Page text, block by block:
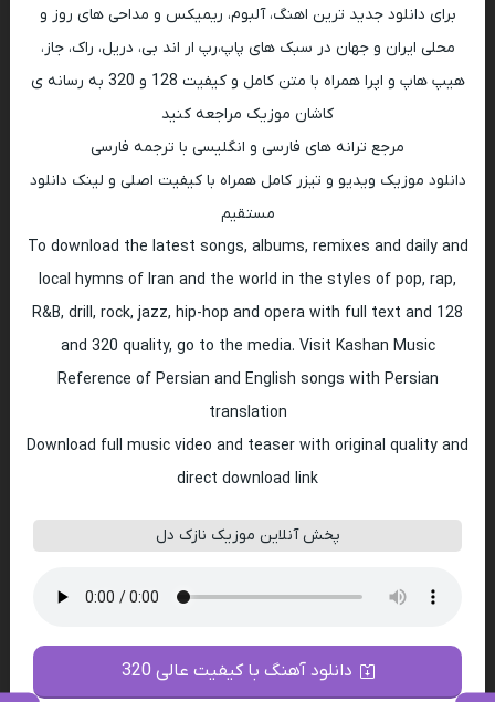
برای دانلود جدید ترین اهنگ، آلبوم، ریمیکس و مداحی های روز و
محلی ایران و جهان در سبک های پاپ،رپ ار اند بی، دریل، راک، جاز،
هیپ هاپ و اپرا همراه با متن کامل و کیفیت 128 و 320 به رسانه ی
کاشان موزیک مراجعه کنید
مرجع ترانه های فارسی و انگلیسی با ترجمه فارسی
دانلود موزیک ویدیو و تیزر کامل همراه با کیفیت اصلی و لینک دانلود
مستقیم
To download the latest songs, albums, remixes and daily and
local hymns of Iran and the world in the styles of pop, rap,
R&B, drill, rock, jazz, hip-hop and opera with full text and 128
and 320 quality, go to the media. Visit Kashan Music
Reference of Persian and English songs with Persian
translation
Download full music video and teaser with original quality and
direct download link
پخش آنلاین موزیک نازک دل
دانلود آهنگ با کیفیت عالی 320